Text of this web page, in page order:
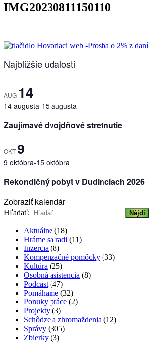
IMG20230811150110
Najbližšie udalosti
AUG 14
14 augusta-15 augusta
Zaujímavé dvojdňové stretnutie
OKT9
9 októbra-15 októbra
Rekondičný pobyt v Dudinciach 2026
Zobraziť kalendár
Hľadať:
Aktuálne (18)
Hráme sa radi (11)
Inzercia (8)
Kompenzačné pomôcky (33)
Kultúra (25)
Osobná asistencia (8)
Podcast (47)
Pomáhame (32)
Ponuky práce (2)
Projekty (3)
Schôdze a zhromaždenia (12)
Správy (305)
Zbierky (3)